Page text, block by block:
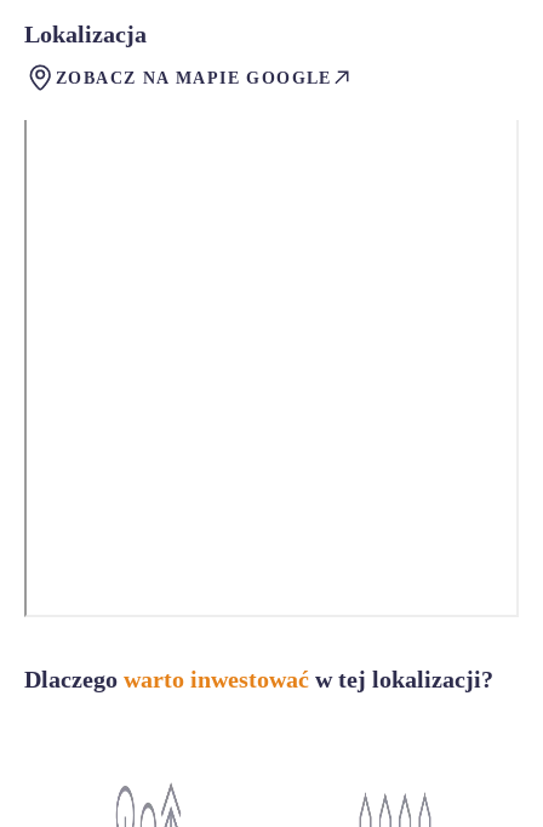
Lokalizacja
ZOBACZ NA MAPIE GOOGLE
Dlaczego warto inwestować w tej lokalizacji?